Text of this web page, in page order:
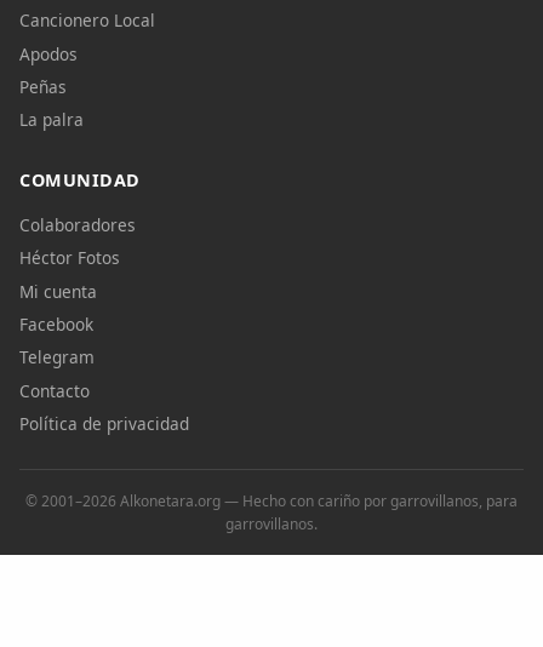
Cancionero Local
Apodos
Peñas
La palra
COMUNIDAD
Colaboradores
Héctor Fotos
Mi cuenta
Facebook
Telegram
Contacto
Política de privacidad
© 2001–2026 Alkonetara.org — Hecho con cariño por garrovillanos, para
garrovillanos.